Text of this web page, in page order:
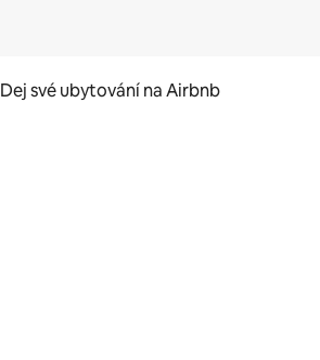
Dej své ubytování na Airbnb